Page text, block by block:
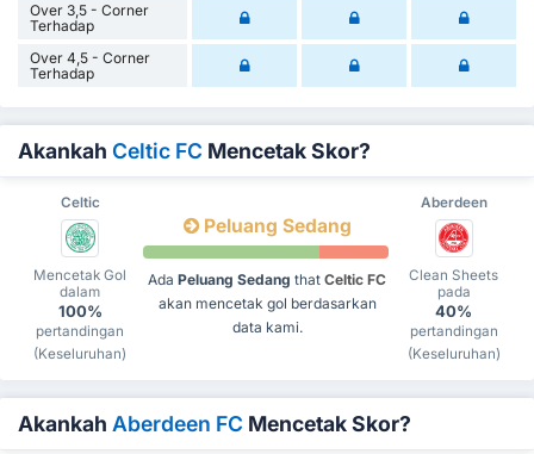
Over 3,5 - Corner
Terhadap
Over 4,5 - Corner
Terhadap
Akankah Celtic FC Mencetak Skor?
Celtic Aberdeen
Mencetak Gol
dalam
100%
pertandingan
(Keseluruhan)
Peluang Sedang
Ada Peluang Sedang that Celtic FC
akan mencetak gol berdasarkan
data kami.
Clean Sheets
pada
40%
pertandingan
(Keseluruhan)
Akankah Aberdeen FC Mencetak Skor?